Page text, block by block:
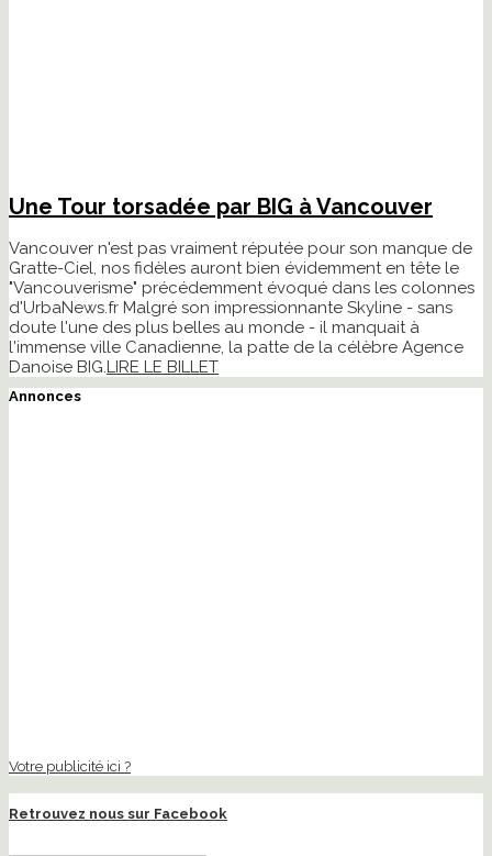
Une Tour torsadée par BIG à Vancouver
Vancouver n'est pas vraiment réputée pour son manque de
Gratte-Ciel, nos fidèles auront bien évidemment en tête le
"Vancouverisme" précédemment évoqué dans les colonnes
d'UrbaNews.fr Malgré son impressionnante Skyline - sans
doute l'une des plus belles au monde - il manquait à
l'immense ville Canadienne, la patte de la célèbre Agence
Danoise BIG. LIRE LE BILLET
Annonces
Votre publicité ici ?
Retrouvez nous sur Facebook